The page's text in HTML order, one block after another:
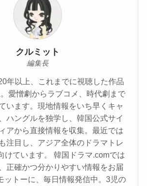
クルミット
編集長
年以上、これまでに視聴した作品
愛憎劇からラブコメ、時代劇まで
います。現地情報をいち早くキャ
ハングルを独学し、韓国公式サイ
アから直接情報を収集。最近では
注目し、アジア全体のドラマトレ
けています。 韓国ドラマ.comでは
正確かつ分かりやすい情報をお届
ットーに、毎日情報発信中。3児の